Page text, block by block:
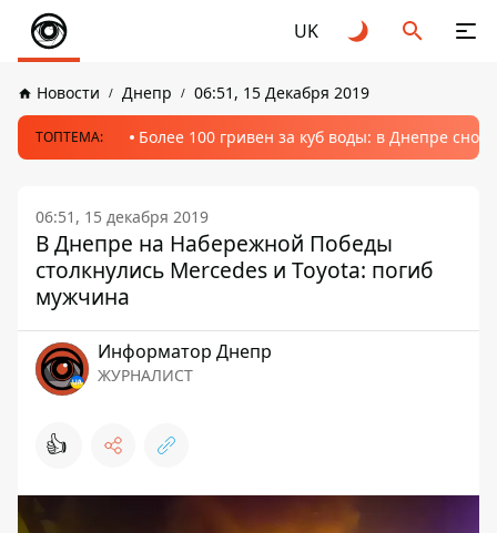
UK
Новости Днепр 06:51, 15 Декабря 2019
ТОПТЕМА: Более 100 гривен за куб воды: в Днепре
06:51, 15 декабря 2019
В Днепре на Набережной Победы
столкнулись Merсedes и Toyota: погиб
мужчина
Информатор Днепр
ЖУРНАЛИСТ
👍